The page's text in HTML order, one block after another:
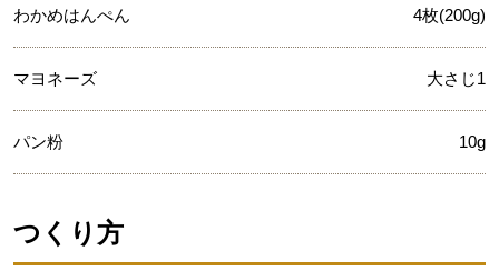
わかめはんぺん 4枚(200g)
マヨネーズ 大さじ1
パン粉 10g
つくり方